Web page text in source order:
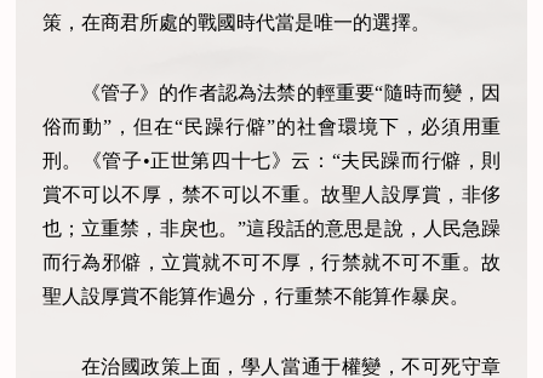
策，在商君所處的戰國時代當是唯一的選擇。
《管子》的作者認為法禁的輕重要“隨時而變，因
俗而動”，但在“民躁行僻”的社會環境下，必須用重
刑。《管子•正世第四十七》云：“夫民躁而行僻，則
賞不可以不厚，禁不可以不重。故聖人設厚賞，非侈
也；立重禁，非戾也。”這段話的意思是說，人民急躁
而行為邪僻，立賞就不可不厚，行禁就不可不重。故
聖人設厚賞不能算作過分，行重禁不能算作暴戾。
在治國政策上面，學人當通于權變，不可死守章